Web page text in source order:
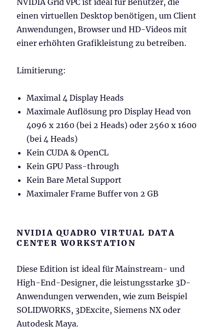
einen virtuellen Desktop benötigen, um Client
Anwendungen, Browser und HD-Videos mit
einer erhöhten Grafikleistung zu betreiben.
Limitierung:
Maximal 4 Display Heads
Maximale Auflösung pro Display Head von
4096 x 2160 (bei 2 Heads) oder 2560 x 1600
(bei 4 Heads)
Kein CUDA & OpenCL
Kein GPU Pass-through
Kein Bare Metal Support
Maximaler Frame Buffer von 2 GB
NVIDIA QUADRO VIRTUAL DATA
CENTER WORKSTATION
Diese Edition ist ideal für Mainstream- und
High-End-Designer, die leistungsstarke 3D-
Anwendungen verwenden, wie zum Beispiel
SOLIDWORKS, 3DExcite, Siemens NX oder
Autodesk Maya.